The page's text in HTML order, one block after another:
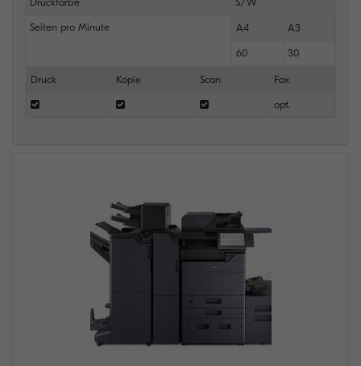
Seiten pro Minute A4 A3
60 30
Druck Kopie Scan Fax
opt.